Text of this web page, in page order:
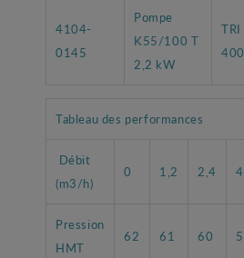
4104-
0145
Pompe
K55/100 T
2,2 kW
TRI
Tableau des performances
Débit
(m3/h)
0 1,2 2,4 4
Pression
HMT
62 61 60